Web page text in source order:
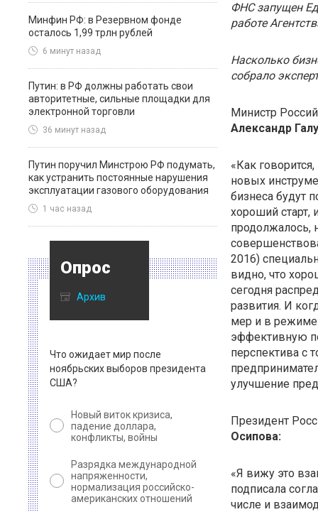
Минфин РФ: в Резервном фонде
осталось 1,99 трлн рублей
6 минут назад
Путин: в РФ должны работать свои
авторитетные, сильные площадки для
электронной торговли
36 минут назад
Путин поручил Минстрою РФ подумать,
как устранить постоянные нарушения
эксплуатации газового оборудования
1 час назад
Опрос
Архив
Что ожидает мир после
ноябрьских выборов президента
США?
Новый виток кризиса,
падение доллара,
конфликты, войны
Разрядка международной
напряженности,
нормализация российско-
американских отношений
ФНС запущен
работе
Насколько
собрало
Министр
Александр
«Как
новых
бизнеса будут
хороший старт,
продолжалось,
2016)
видно, что
сегодня
развития. И
мер и в режиме
эффективную
перспектива с
улучшение
Президент
Осипова:
«Я вижу это
подписала
числе и